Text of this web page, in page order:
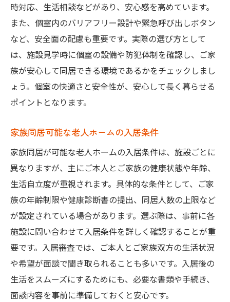
時対応、生活相談などがあり、安心感を高めています。
また、個室内のバリアフリー設計や緊急呼び出しボタン
など、安全面の配慮も重要です。実際の選び方として
は、施設見学時に個室の設備や防犯体制を確認し、ご家
族が安心して同居できる環境であるかをチェックしまし
ょう。個室の快適さと安全性が、安心して長く暮らせる
ポイントとなります。
家族同居可能な老人ホームの入居条件
家族同居が可能な老人ホームの入居条件は、施設ごとに
異なりますが、主にご本人とご家族の健康状態や年齢、
生活自立度が重視されます。具体的な条件として、ご家
族の年齢制限や健康診断書の提出、同居人数の上限など
が設定されている場合があります。選ぶ際は、事前に各
施設に問い合わせて入居条件を詳しく確認することが重
要です。入居審査では、ご本人とご家族双方の生活状況
や希望が面談で聞き取られることも多いです。入居後の
生活をスムーズにするためにも、必要な書類や手続き、
面談内容を事前に準備しておくと安心です。